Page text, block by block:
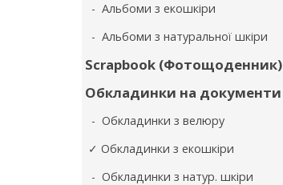
- Альбоми з екошкіри
- Альбоми з натуральної шкіри
Scrapbook (Фотощоденник)
Обкладинки на документи
- Обкладинки з велюру
✓ Обкладинки з екошкіри
- Обкладинки з натур. шкіри